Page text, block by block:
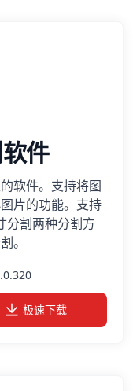
件
软件。支持将图
片的功能。支持
分割两种分割方
。
极速下载